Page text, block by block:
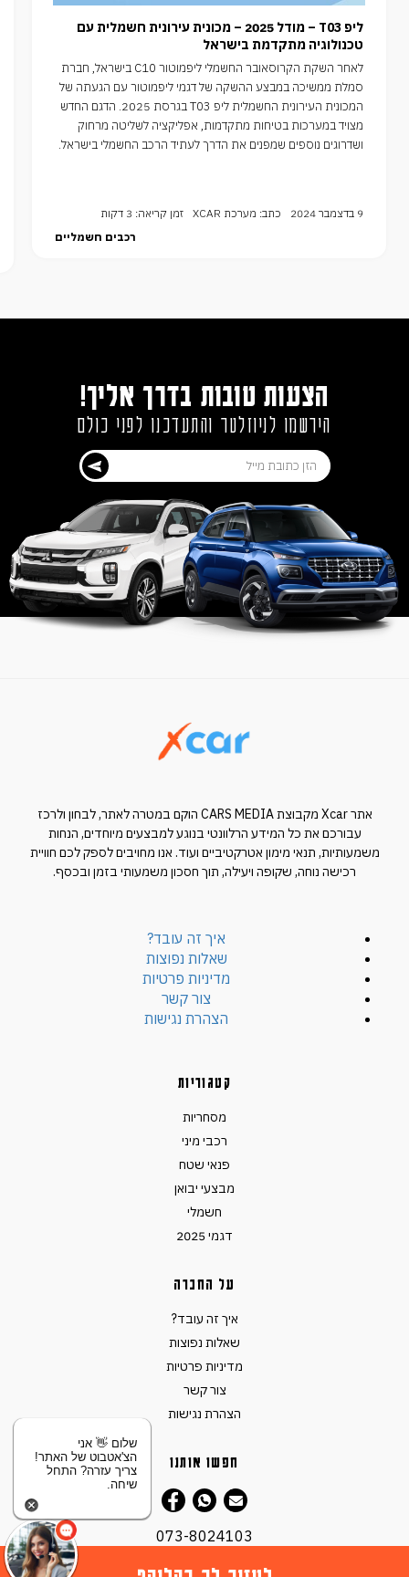
ליפ T03 – מודל 2025 – מכונית עירונית חשמלית עם
טכנולוגיה מתקדמת בישראל
לאחר השקת הקרוסאובר החשמלי ליפמוטור C10 בישראל, חברת
סמלת ממשיכה במבצע ההשקה של דגמי ליפמוטור עם הגעתה של
המכונית העירונית החשמלית ליפ T03 בגרסת 2025. הדגם החדש
מצויד במערכות בטיחות מתקדמות, אפליקציה לשליטה מרחוק
ושדרוגים נוספים שמפנים את הדרך לעתיד הרכב החשמלי בישראל.
9 בדצמבר 2024 כתב: מערכת XCAR
זמן קריאה: 3 דקות
רכבים חשמליים
הצעות טובות בדרך אליך!
הירשמו לניוזלטר והתעדכנו לפני כולם
אתר Xcar מקבוצת CARS MEDIA הוקם במטרה לאתר, לבחון ולרכז
עבורכם את כל המידע הרלוונטי בנוגע למבצעים מיוחדים, הנחות
משמעותיות, תנאי מימון אטרקטיביים ועוד. אנו מחויבים לספק לכם חוויית
רכישה נוחה, שקופה ויעילה, תוך חסכון משמעותי בזמן ובכסף.
איך זה עובד?
שאלות נפוצות
מדיניות פרטיות
צור קשר
הצהרת נגישות
קטגוריות
מסחריות
רכבי מיני
פנאי שטח
מבצעי יבואן
חשמלי
דגמי 2025
על החברה
איך זה עובד?
שאלות נפוצות
מדיניות פרטיות
צור קשר
הצהרת נגישות
חפשו אותנו
073-8024103
שלום 👋 אני
הצ'אטבוט של האתר!
צריך עזרה? התחל
שיחה.